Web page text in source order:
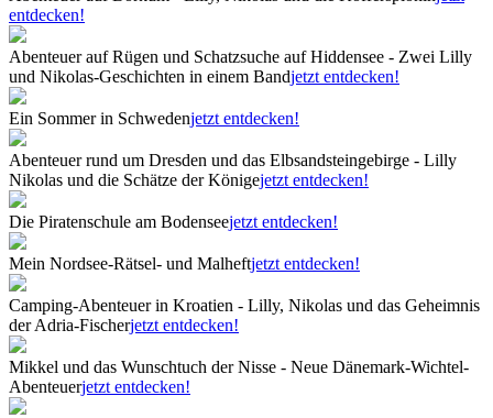
entdecken!
Abenteuer auf Rügen und Schatzsuche auf Hiddensee - Zwei Lilly
und Nikolas-Geschichten in einem Bandjetzt entdecken!
Ein Sommer in Schwedenjetzt entdecken!
Abenteuer rund um Dresden und das Elbsandsteingebirge - Lilly
Nikolas und die Schätze der Königejetzt entdecken!
Die Piratenschule am Bodenseejetzt entdecken!
Mein Nordsee-Rätsel- und Malheftjetzt entdecken!
Camping-Abenteuer in Kroatien - Lilly, Nikolas und das Geheimnis
der Adria-Fischerjetzt entdecken!
Mikkel und das Wunschtuch der Nisse - Neue Dänemark-Wichtel-
Abenteuerjetzt entdecken!